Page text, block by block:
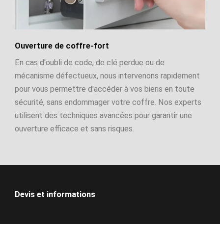
Ouverture de coffre-fort
En cas d'oubli de code, de clé perdue ou de
mécanisme défectueux, nous intervenons rapidement
pour vous permettre d'accéder à vos biens en toute
sécurité, sans endommager votre coffre. Nos experts
utilisent des techniques avancées pour garantir une
ouverture efficace et sans risques.
Devis et informations